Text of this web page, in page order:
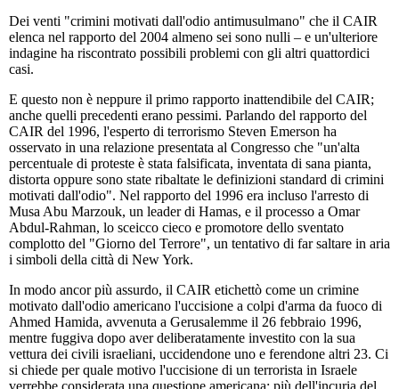
Dei venti "crimini motivati dall'odio antimusulmano" che il CAIR
elenca nel rapporto del 2004 almeno sei sono nulli – e un'ulteriore
indagine ha riscontrato possibili problemi con gli altri quattordici
casi.
E questo non è neppure il primo rapporto inattendibile del CAIR;
anche quelli precedenti erano pessimi. Parlando del rapporto del
CAIR del 1996, l'esperto di terrorismo Steven Emerson ha
osservato in una relazione presentata al Congresso che "un'alta
percentuale di proteste è stata falsificata, inventata di sana pianta,
distorta oppure sono state ribaltate le definizioni standard di crimini
motivati dall'odio". Nel rapporto del 1996 era incluso l'arresto di
Musa Abu Marzouk, un leader di Hamas, e il processo a Omar
Abdul-Rahman, lo sceicco cieco e promotore dello sventato
complotto del "Giorno del Terrore", un tentativo di far saltare in aria
i simboli della città di New York.
In modo ancor più assurdo, il CAIR etichettò come un crimine
motivato dall'odio americano l'uccisione a colpi d'arma da fuoco di
Ahmed Hamida, avvenuta a Gerusalemme il 26 febbraio 1996,
mentre fuggiva dopo aver deliberatamente investito con la sua
vettura dei civili israeliani, uccidendone uno e ferendone altri 23. Ci
si chiede per quale motivo l'uccisione di un terrorista in Israele
verrebbe considerata una questione americana; più dell'incuria del